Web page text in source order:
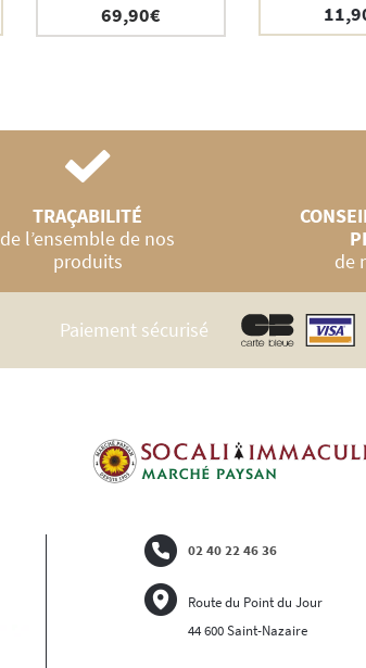
69,90€
TRAÇABILITÉ
de l’ensemble de nos
produits
de
Paiement sécurisé
02 40 22 46 36
Route du Point du Jour
44 600 Saint-Nazaire